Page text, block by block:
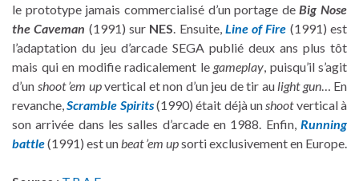
le prototype jamais commercialisé d’un portage de Big Nose
the Caveman (1991) sur NES . Ensuite, Line of Fire (1991) est
l’adaptation du jeu d’arcade SEGA publié deux ans plus tôt
mais qui en modifie radicalement le gameplay , puisqu’il s’agit
d’un shoot ’em upvertical et non d’un jeu de tir au light gun… En
revanche,Scramble Spirits(1990) était déjà un shootvertical à
son arrivée dans les salles d’arcade en 1988. Enfin, Running
battle(1991) est un beat ’em upsorti exclusivement en Europe.